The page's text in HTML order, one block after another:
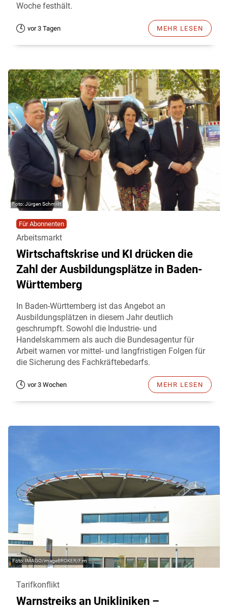
Woche festhält.
vor 3 Tagen MEHR LESEN
Jürgen Schmidt
Für Abonnenten
Arbeitsmarkt
Wirtschaftskrise und KI drücken die
Zahl der Ausbildungsplätze in Baden-
Württemberg
In Baden-Württemberg ist das Angebot an
Ausbildungsplätzen in diesem Jahr deutlich
geschrumpft. Sowohl die Industrie- und
Handelskammern als auch die Bundesagentur für
Arbeit warnen vor mittel- und langfristigen Folgen für
die Sicherung des Fachkräftebedarfs.
vor 3 Wochen MEHR LESEN
IMAGO/imageBROKER/Firn
Tarifkonflikt
Warnstreiks an Unikliniken –